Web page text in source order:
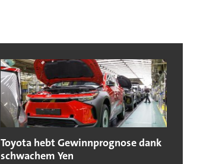
Toyota hebt Gewinnprognose dank
schwachem Yen